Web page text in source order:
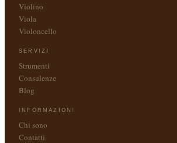
Violino
Viola
Violoncello
SERVIZI
Strumenti
Consulenze
Blog
INFORMAZIONI
Chi sono
Contatti